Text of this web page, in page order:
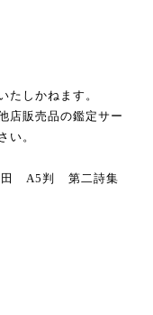
たしかねます。
店販売品の鑑定サー
い。
田 A5判 第二詩集